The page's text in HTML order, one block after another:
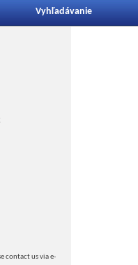
Vyhľadávanie
contact us via e-